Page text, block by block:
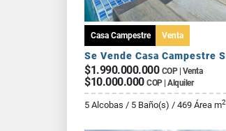
Casa Campestre Venta
Se Vende Casa Campestre
$1.990.000.000 COP | Venta
$10.000.000 COP | Alquiler
5 Alcobas / 5 Baño(s) / 469 Área m2